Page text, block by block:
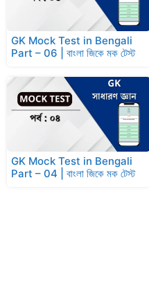
GK Mock Test in Bengali
Part – 06 | বাংলা জিকে মক টেস্ট
GK Mock Test in Bengali
Part – 04 | বাংলা জিকে মক টেস্ট